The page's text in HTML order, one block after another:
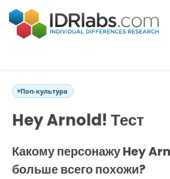
Поп-культура
Hey Arnold! Тест
Какому персонажу Hey
больше всего похожи?